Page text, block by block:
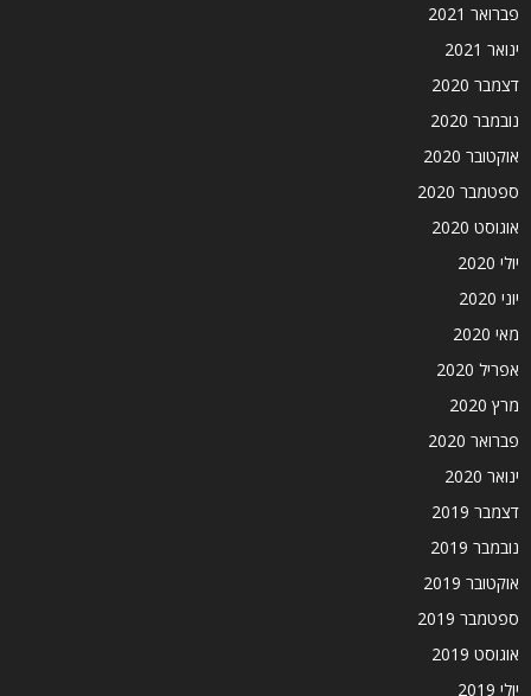
פברואר 2021
ינואר 2021
דצמבר 2020
נובמבר 2020
אוקטובר 2020
ספטמבר 2020
אוגוסט 2020
יולי 2020
יוני 2020
מאי 2020
אפריל 2020
מרץ 2020
פברואר 2020
ינואר 2020
דצמבר 2019
נובמבר 2019
אוקטובר 2019
ספטמבר 2019
אוגוסט 2019
יולי 2019